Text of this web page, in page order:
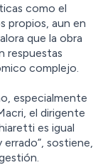
como el
propios, aun en
que la obra
respuestas
complejo.
especialmente
el dirigente
es igual
sostiene,